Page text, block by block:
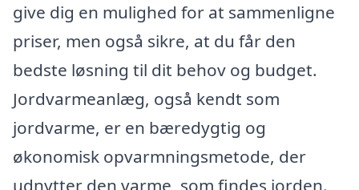
give dig en mulighed for at sammenligne
priser, men også sikre, at du får den
bedste løsning til dit behov og budget.
Jordvarmeanlæg, også kendt som
jordvarme, er en bæredygtig og
økonomisk opvarmningsmetode, der
udnytter den varme, som findes jorden.